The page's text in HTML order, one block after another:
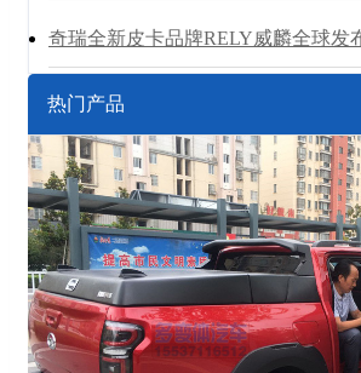
热门产品